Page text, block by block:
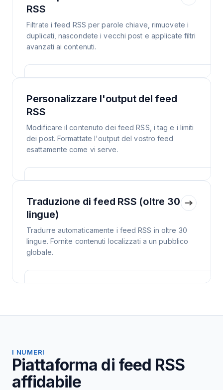
RSS
Filtrate i feed RSS per parole chiave, rimuovete i
duplicati, nascondete i vecchi post e applicate filtri
avanzati ai contenuti.
Personalizzare l'output del feed
RSS
Modificare il contenuto dei feed RSS, i tag e i limiti
dei post. Formattate l'output del vostro feed
esattamente come vi serve.
Traduzione di feed RSS (oltre 30
lingue)
Tradurre automaticamente i feed RSS in oltre 30
lingue. Fornite contenuti localizzati a un pubblico
globale.
I NUMERI
Piattaforma di feed RSS
affidabile